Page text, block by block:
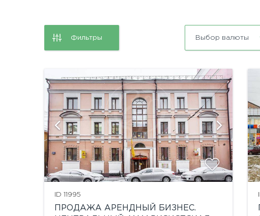
Фильтры Выбор валюты
ID 11995
ПРОДАЖА АРЕНДНЫЙ БИЗНЕС.